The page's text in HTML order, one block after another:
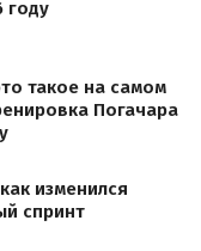
году
такое на самом
Погачара
изменился
спринт